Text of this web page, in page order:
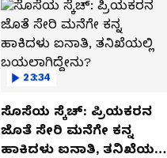
23:34
ಸೊಸೆಯ ಸ್ಕೆಚ್: ಪ್ರಿಯಕರನ
ಜೊತೆ ಸೇರಿ ಮನೆಗೇ ಕನ್ನ
ಹಾಕಿದಳು ಐನಾತಿ, ತನಿಖೆಯಲ್ಲಿ